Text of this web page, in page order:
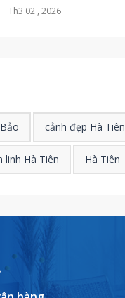
Th3 02 , 2026
cảnh đẹp Hà Tiên
linh Hà Tiên Hà Tiên